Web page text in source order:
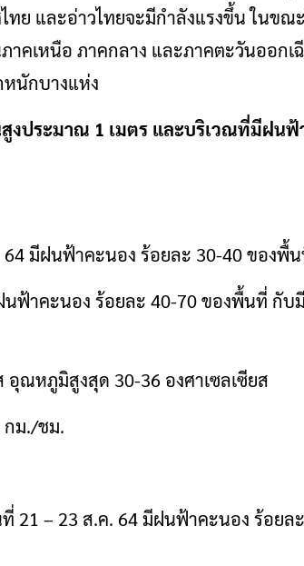
ย และอ่าวไทยจะมีกำลังแรงขึ้น ในขณ
าคเหนือ ภาคกลาง และภาคตะวันออกเ
นักบางแห่ง
งประมาณ 1 เมตร และบริเวณที่มีฝนฟ้
64 มีฝนฟ้าคะนอง ร้อยละ 30-40 ของพื้
นฟ้าคะนอง ร้อยละ 40-70 ของพื้นที่ กั
ณหภูมิสูงสุด 30-36 องศาเซลเซียส
กม./ชม.
21 – 23 ส.ค. 64 มีฝนฟ้าคะนอง ร้อยล